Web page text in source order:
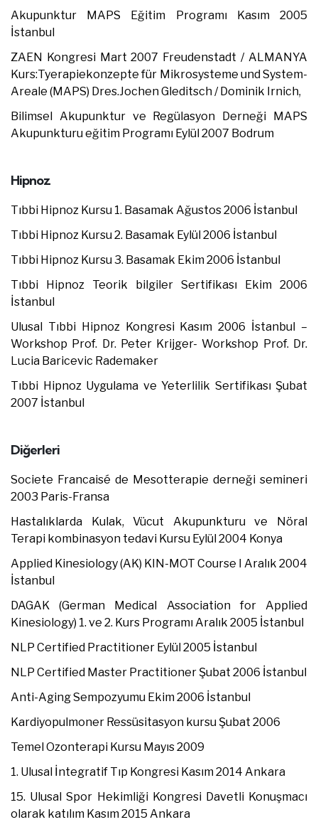
Akupunktur MAPS Eğitim Programı Kasım 2005
İstanbul
ZAEN Kongresi Mart 2007 Freudenstadt / ALMANYA
Kurs:Tyerapiekonzepte für Mikrosysteme und System-
Areale (MAPS) Dres.Jochen Gleditsch / Dominik Irnich,
Bilimsel Akupunktur ve Regülasyon Derneği MAPS
Akupunkturu eğitim Programı Eylül 2007 Bodrum
Hipnoz
Tıbbi Hipnoz Kursu 1. Basamak Ağustos 2006 İstanbul
Tıbbi Hipnoz Kursu 2. Basamak Eylül 2006 İstanbul
Tıbbi Hipnoz Kursu 3. Basamak Ekim 2006 İstanbul
Tıbbi Hipnoz Teorik bilgiler Sertifikası Ekim 2006
İstanbul
Ulusal Tıbbi Hipnoz Kongresi Kasım 2006 İstanbul –
Workshop Prof. Dr. Peter Krijger- Workshop Prof. Dr.
Lucia Baricevic Rademaker
Tıbbi Hipnoz Uygulama ve Yeterlilik Sertifikası Şubat
2007 İstanbul
Diğerleri
Societe Francaisé de Mesotterapie derneği semineri
2003 Paris-Fransa
Hastalıklarda Kulak, Vücut Akupunkturu ve Nöral
Terapi kombinasyon tedavi Kursu Eylül 2004 Konya
Applied Kinesiology (AK) KIN-MOT Course I Aralık 2004
İstanbul
DAGAK (German Medical Association for Applied
Kinesiology) 1. ve 2. Kurs Programı Aralık 2005 İstanbul
NLP Certified Practitioner Eylül 2005 İstanbul
NLP Certified Master Practitioner Şubat 2006 İstanbul
Anti-Aging Sempozyumu Ekim 2006 İstanbul
Kardiyopulmoner Ressüsitasyon kursu Şubat 2006
Temel Ozonterapi Kursu Mayıs 2009
1. Ulusal İntegratif Tıp Kongresi Kasım 2014 Ankara
15. Ulusal Spor Hekimliği Kongresi Davetli Konuşmacı
olarak katılım Kasım 2015 Ankara